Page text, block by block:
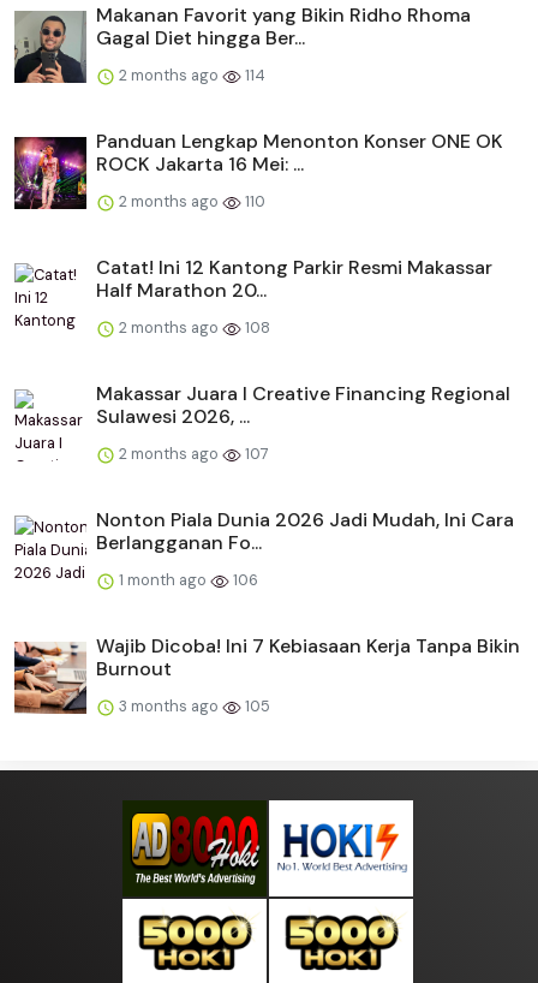
Makanan Favorit yang Bikin Ridho Rhoma
Gagal Diet hingga Ber...
2 months ago 114
Panduan Lengkap Menonton Konser ONE OK
ROCK Jakarta 16 Mei: ...
2 months ago 110
Catat! Ini 12 Kantong Parkir Resmi Makassar
Half Marathon 20...
2 months ago 108
Makassar Juara I Creative Financing Regional
Sulawesi 2026, ...
2 months ago 107
Nonton Piala Dunia 2026 Jadi Mudah, Ini Cara
Berlangganan Fo...
1 month ago 106
Wajib Dicoba! Ini 7 Kebiasaan Kerja Tanpa Bikin
Burnout
3 months ago 105